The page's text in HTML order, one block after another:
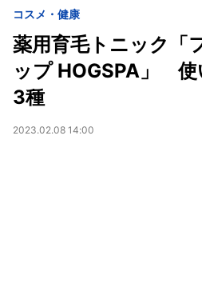
コスメ・健康
薬用育毛トニック「
ップ HOGSPA」 使
3種
2023.02.08 14:00